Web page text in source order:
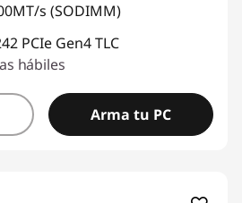
s (SODIMM)
PCIe Gen4 TLC
hábiles
Arma tu PC